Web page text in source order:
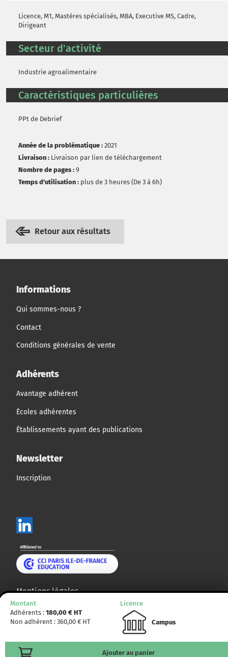
Licence, M1, Mastères spécialisés, MBA, Executive MS, Cadre,
Dirigeant
Secteur d'activité
Industrie agroalimentaire
Caractéristiques particulières
PPt de Debrief
Année de la problématique : 2021
Livraison : Livraison par lien de téléchargement
Nombre de pages : 9
Temps d'utilisation : plus de 3 heures (De 3 à 6h)
Retour aux résultats
Montant
Adhérents : 180,00 € HT
Non adhérent : 360,00 € HT
Licence
Campus
Ajouter au panier
Informations
Qui sommes-nous ?
Contact
Conditions générales de vente
Adhérents
Avantage adhérent
Écoles adhérentes
Établissements ayant des publications
Newsletter
Inscription
Mentions légales
Plan du site
© CCMP 2014 - 2025. Tous droits réservés.